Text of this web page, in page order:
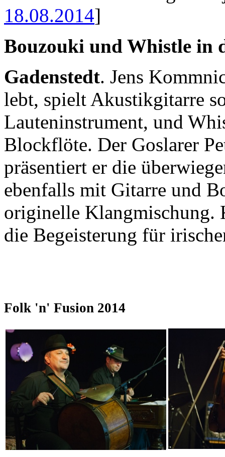
18.08.2014]
Bouzouki und Whistle in
Gadenstedt. Jens
lebt, spielt Akustikgitarre
Lauteninstrument, und
Blockflöte. Der Goslarer
präsentiert er die
ebenfalls mit Gitarre und
originelle
die Begeisterung für
Folk 'n' Fusion 2014